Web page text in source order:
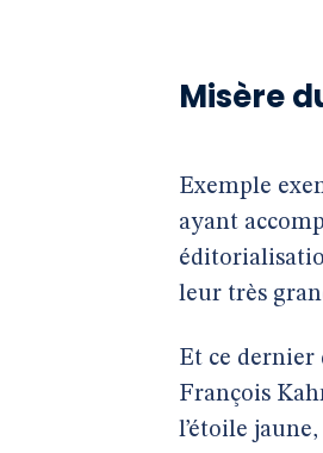
Misère
Exemple
ayant
leur très
Et ce dernier
François
l’étoile